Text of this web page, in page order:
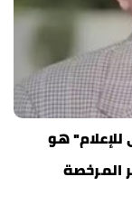
هو
المرخصة